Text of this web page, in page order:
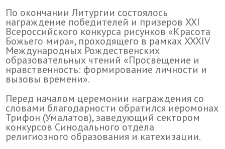
По окончании Литургии состоялось
награждение победителей и призеров XXI
Всероссийского конкурса рисунков «Красота
Божьего мира», проходящего в рамках XXXIV
Международных Рождественских
образовательных чтений «Просвещение и
нравственность: формирование личности и
вызовы времени».
Перед началом церемонии награждения со
словами благодарности обратился иеромонах
Трифон (Умалатов), заведующий сектором
конкурсов Синодального отдела
религиозного образования и катехизации.